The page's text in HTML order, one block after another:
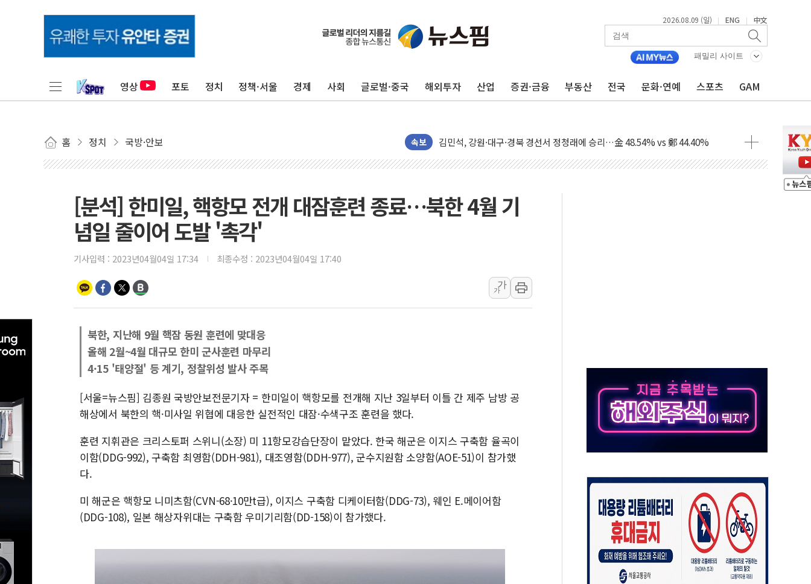
2026.08.09 (일) | ENG | 中文
패밀리 사이트
영상 포토 정치 정책·서울 경제 사회 글로벌·중국 해외투자 산업 증권·금융 부동산 전국 문화·연예 스포츠 GAM
홈 정치 국방·안보 속보
평택 진위면 공장서 질식사고 발생…작업자 1명 숨져
포항 블루밸리 국가산단에 '철강 AI융합실증센터' 들어선다
[종합] 김민석, 정청래에 누적 1.48%p 차 선두 유지...金 46.01% vs 鄭 44.53%
민주당 경북도당위원장에 오중기 당선...합산득표율 68.63%
김민석, 강원·대구·경북 경선서 정청래에 승리…金 48.54% vs 鄭 44.40%
[속보] 민주, 강원·대구·경북 경선 결과...김민석 48.54% 정청래 44.40%
[속보] 민주, 대구 경선 결과 발표...정청래 47.82% 김민석 46.35% 송영길 5.83%
[속보] 민주, 강원 경선 결과 발표...김민석 50.30% 정청래 41.94% 송영길 7.76%
인천시 광복절 현수막 '태극기 거꾸로' 논란…이틀만에 철거
병무청, 보충역 전면 손질… 예술·체육요원 최대 33% 감축
여야, 황희 '버스 하우스' 공방…野 "청년 우롱 기괴" vs 與 "송구한 해프닝"
[분석] 한미일, 핵항모 전개 대잠훈련 종료…북한 4월 기
념일 줄이어 도발 '촉각'
기사입력 : 2023년04월04일 17:34 최종수정 : 2023년04월04일 17:40
가
가
북한, 지난해 9월 핵잠 동원 훈련에 맞대응
올해 2월~4월 대규모 한미 군사훈련 마무리
4·15 '태양절' 등 계기, 정찰위성 발사 주목
[서울=뉴스핌] 김종원 국방안보전문기자 = 한미일이 핵항모를 전개해 지난 3일부터 이틀 간 제주 남방 공
해상에서 북한의 핵·미사일 위협에 대응한 실전적인 대잠·수색구조 훈련을 했다.
훈련 지휘관은 크리스토퍼 스위니(소장) 미 11항모강습단장이 맡았다. 한국 해군은 이지스 구축함 율곡이
이함(DDG-992), 구축함 최영함(DDH-981), 대조영함(DDH-977), 군수지원함 소양함(AOE-51)이 참가했
다.
미 해군은 핵항모 니미츠함(CVN-68·10만t급), 이지스 구축함 디케이터함(DDG-73), 웨인 E.메이어함
(DDG-108), 일본 해상자위대는 구축함 우미기리함(DD-158)이 참가했다.